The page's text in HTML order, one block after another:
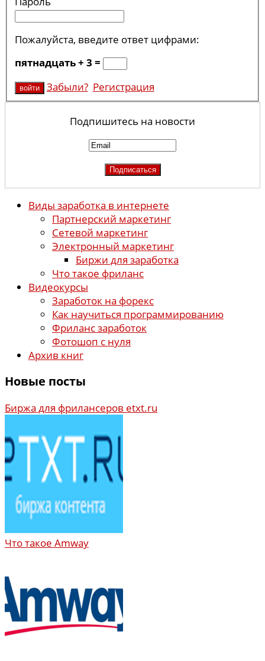
Пожалуйста, введите ответ цифрами:
пятнадцать + 3 =
Забыли? Регистрация
Подпишитесь на новости
Виды заработка в интернете
Партнерский маркетинг
Сетевой маркетинг
Электронный маркетинг
Биржи для заработка
Что такое фриланс
Видеокурсы
Заработок на форекс
Как научиться программированию
Фриланс заработок
Фотошоп с нуля
Архив книг
Новые посты
Биржа для фрилансеров etxt.ru
Что такое Amway